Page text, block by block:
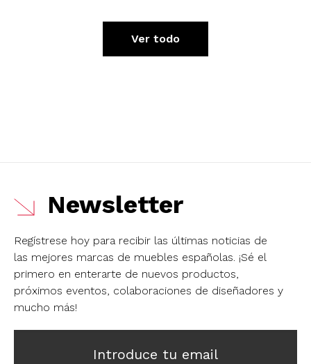
Ver todo
Newsletter
Regístrese hoy para recibir las últimas noticias de
las mejores marcas de muebles españolas. ¡Sé el
primero en enterarte de nuevos productos,
próximos eventos, colaboraciones de diseñadores y
mucho más!
Introduce tu email